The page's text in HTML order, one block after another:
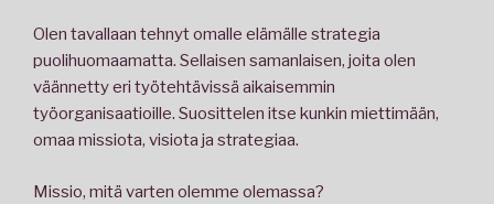
Olen tavallaan tehnyt omalle elämälle strategia
puolihuomaamatta. Sellaisen samanlaisen, joita olen
väännetty eri työtehtävissä aikaisemmin
työorganisaatioille. Suosittelen itse kunkin miettimään,
omaa missiota, visiota ja strategiaa.
Missio, mitä varten olemme olemassa?